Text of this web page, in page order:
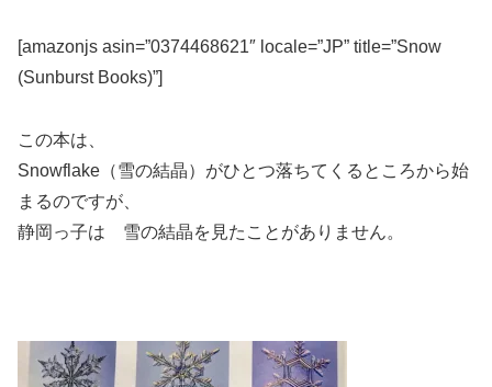
[amazonjs asin=”0374468621″ locale=”JP” title=”Snow
(Sunburst Books)”]
この本は、
Snowflake（雪の結晶）がひとつ落ちてくるところから始
まるのですが、
静岡っ子は 雪の結晶を見たことがありません。